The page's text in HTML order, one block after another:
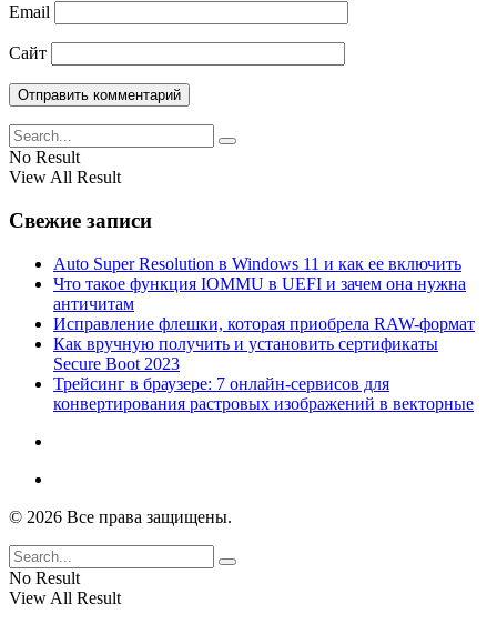
Email
Сайт
No Result
View All Result
Свежие записи
Auto Super Resolution в Windows 11 и как ее включить
Что такое функция IOMMU в UEFI и зачем она нужна
античитам
Исправление флешки, которая приобрела RAW-формат
Как вручную получить и установить сертификаты
Secure Boot 2023
Трейсинг в браузере: 7 онлайн-сервисов для
конвертирования растровых изображений в векторные
© 2026 Все права защищены.
No Result
View All Result